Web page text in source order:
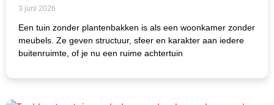
3 juni 2026
Een tuin zonder plantenbakken is als een woonkamer zonder
meubels. Ze geven structuur, sfeer en karakter aan iedere
buitenruimte, of je nu een ruime achtertuin